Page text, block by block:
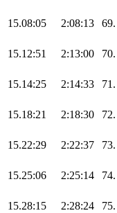
15.08:05 2:08:13 69.
15.12:51 2:13:00 70.
15.14:25 2:14:33 71.
15.18:21 2:18:30 72.
15.22:29 2:22:37 73.
15.25:06 2:25:14 74.
15.28:15 2:28:24 75.